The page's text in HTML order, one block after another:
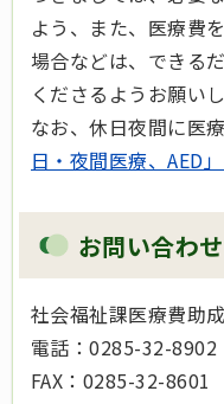
よう、また、医療費
場合などは、できる
くださるようお願いし
なお、休日夜間に医
日・夜間医療、AED
お問い合わ
社会福祉課医療費助
電話：0285-32-8902
FAX：0285-32-8601